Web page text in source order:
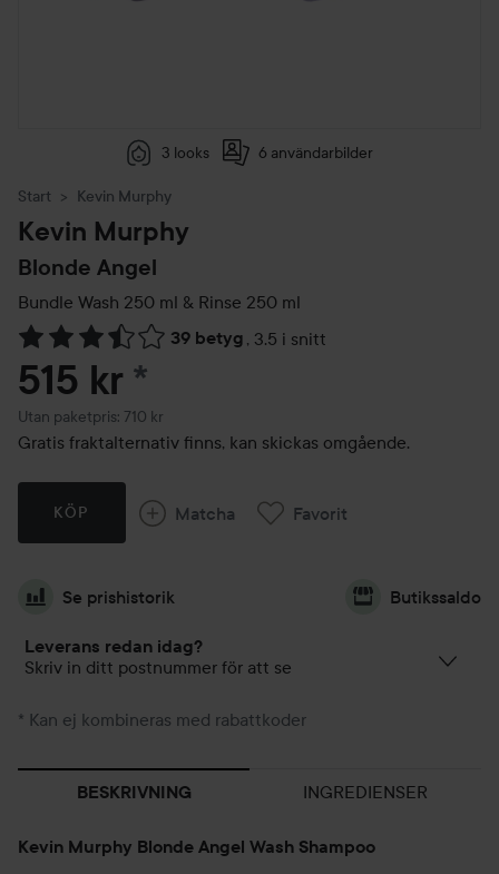
3 looks 6 användarbilder
Start Kevin Murphy
Kevin Murphy
Blonde Angel
Bundle Wash 250 ml & Rinse 250 ml
39 betyg , 3.5 i snitt
Hoppa till Betyg & kommentarer
515 kr *
Utan paketpris: 710 kr
Gratis fraktalternativ finns, kan skickas omgående.
KÖP Matcha Favorit
Se prishistorik Butikssaldo
Leverans redan idag?
Skriv in ditt postnummer för att se
* Kan ej kombineras med rabattkoder
BESKRIVNING INGREDIENSER
Kevin Murphy Blonde Angel Wash Shampoo